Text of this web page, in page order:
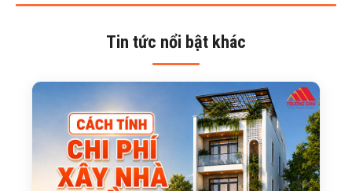
Tin tức nổi bật khác